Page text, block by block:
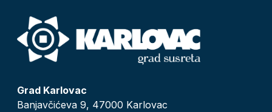
Grad Karlovac
Banjavčićeva 9, 47000 Karlovac